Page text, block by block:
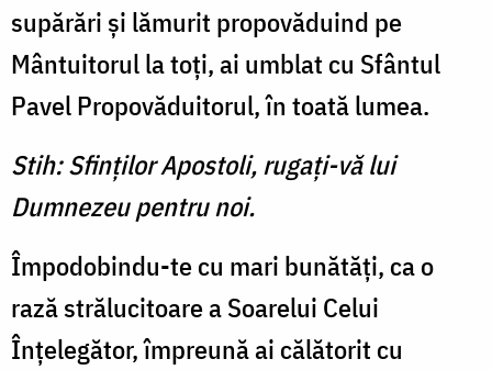
supărări şi lămurit propovăduind pe
Mântuitorul la toţi, ai umblat cu Sfântul
Pavel Propovăduitorul, în toată lumea.
Stih: Sfinţilor Apostoli, rugaţi-vă lui
Dumnezeu pentru noi.
Împodobindu-te cu mari bunătăţi, ca o
rază strălucitoare a Soarelui Celui
Înţelegător, împreună ai călătorit cu